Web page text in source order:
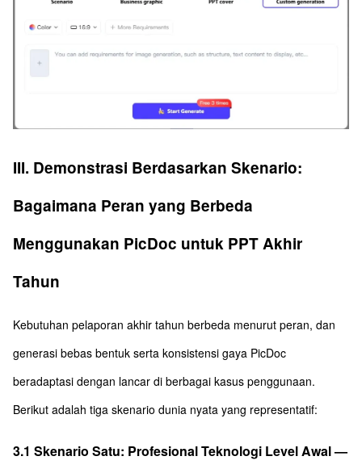
III. Demonstrasi Berdasarkan Skenario:
Bagaimana Peran yang Berbeda
Menggunakan PicDoc untuk PPT Akhir
Tahun
Kebutuhan pelaporan akhir tahun berbeda menurut peran, dan
generasi bebas bentuk serta konsistensi gaya PicDoc
beradaptasi dengan lancar di berbagai kasus penggunaan.
Berikut adalah tiga skenario dunia nyata yang representatif:
3.1 Skenario Satu: Profesional Teknologi Level Awal —